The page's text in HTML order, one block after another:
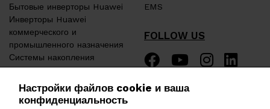
Бытовые инверторы Huawei
Инверторы Huawei
коммерческого и
промышленного назначения
Системы накопления
энергии Huawei
Трансформаторные
подстанции Huawei
EMS
FOLLOW US
Настройки файлов cookie и ваша
конфиденциальность